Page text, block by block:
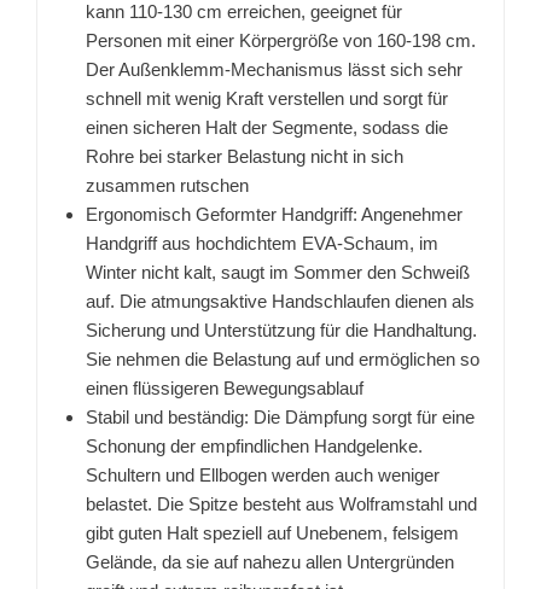
kann 110-130 cm erreichen, geeignet für
Personen mit einer Körpergröße von 160-198 cm.
Der Außenklemm-Mechanismus lässt sich sehr
schnell mit wenig Kraft verstellen und sorgt für
einen sicheren Halt der Segmente, sodass die
Rohre bei starker Belastung nicht in sich
zusammen rutschen
Ergonomisch Geformter Handgriff: Angenehmer
Handgriff aus hochdichtem EVA-Schaum, im
Winter nicht kalt, saugt im Sommer den Schweiß
auf. Die atmungsaktive Handschlaufen dienen als
Sicherung und Unterstützung für die Handhaltung.
Sie nehmen die Belastung auf und ermöglichen so
einen flüssigeren Bewegungsablauf
Stabil und beständig: Die Dämpfung sorgt für eine
Schonung der empfindlichen Handgelenke.
Schultern und Ellbogen werden auch weniger
belastet. Die Spitze besteht aus Wolframstahl und
gibt guten Halt speziell auf Unebenem, felsigem
Gelände, da sie auf nahezu allen Untergründen